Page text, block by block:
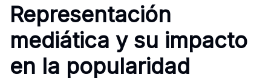
Representación
mediática y su impacto
en la popularidad